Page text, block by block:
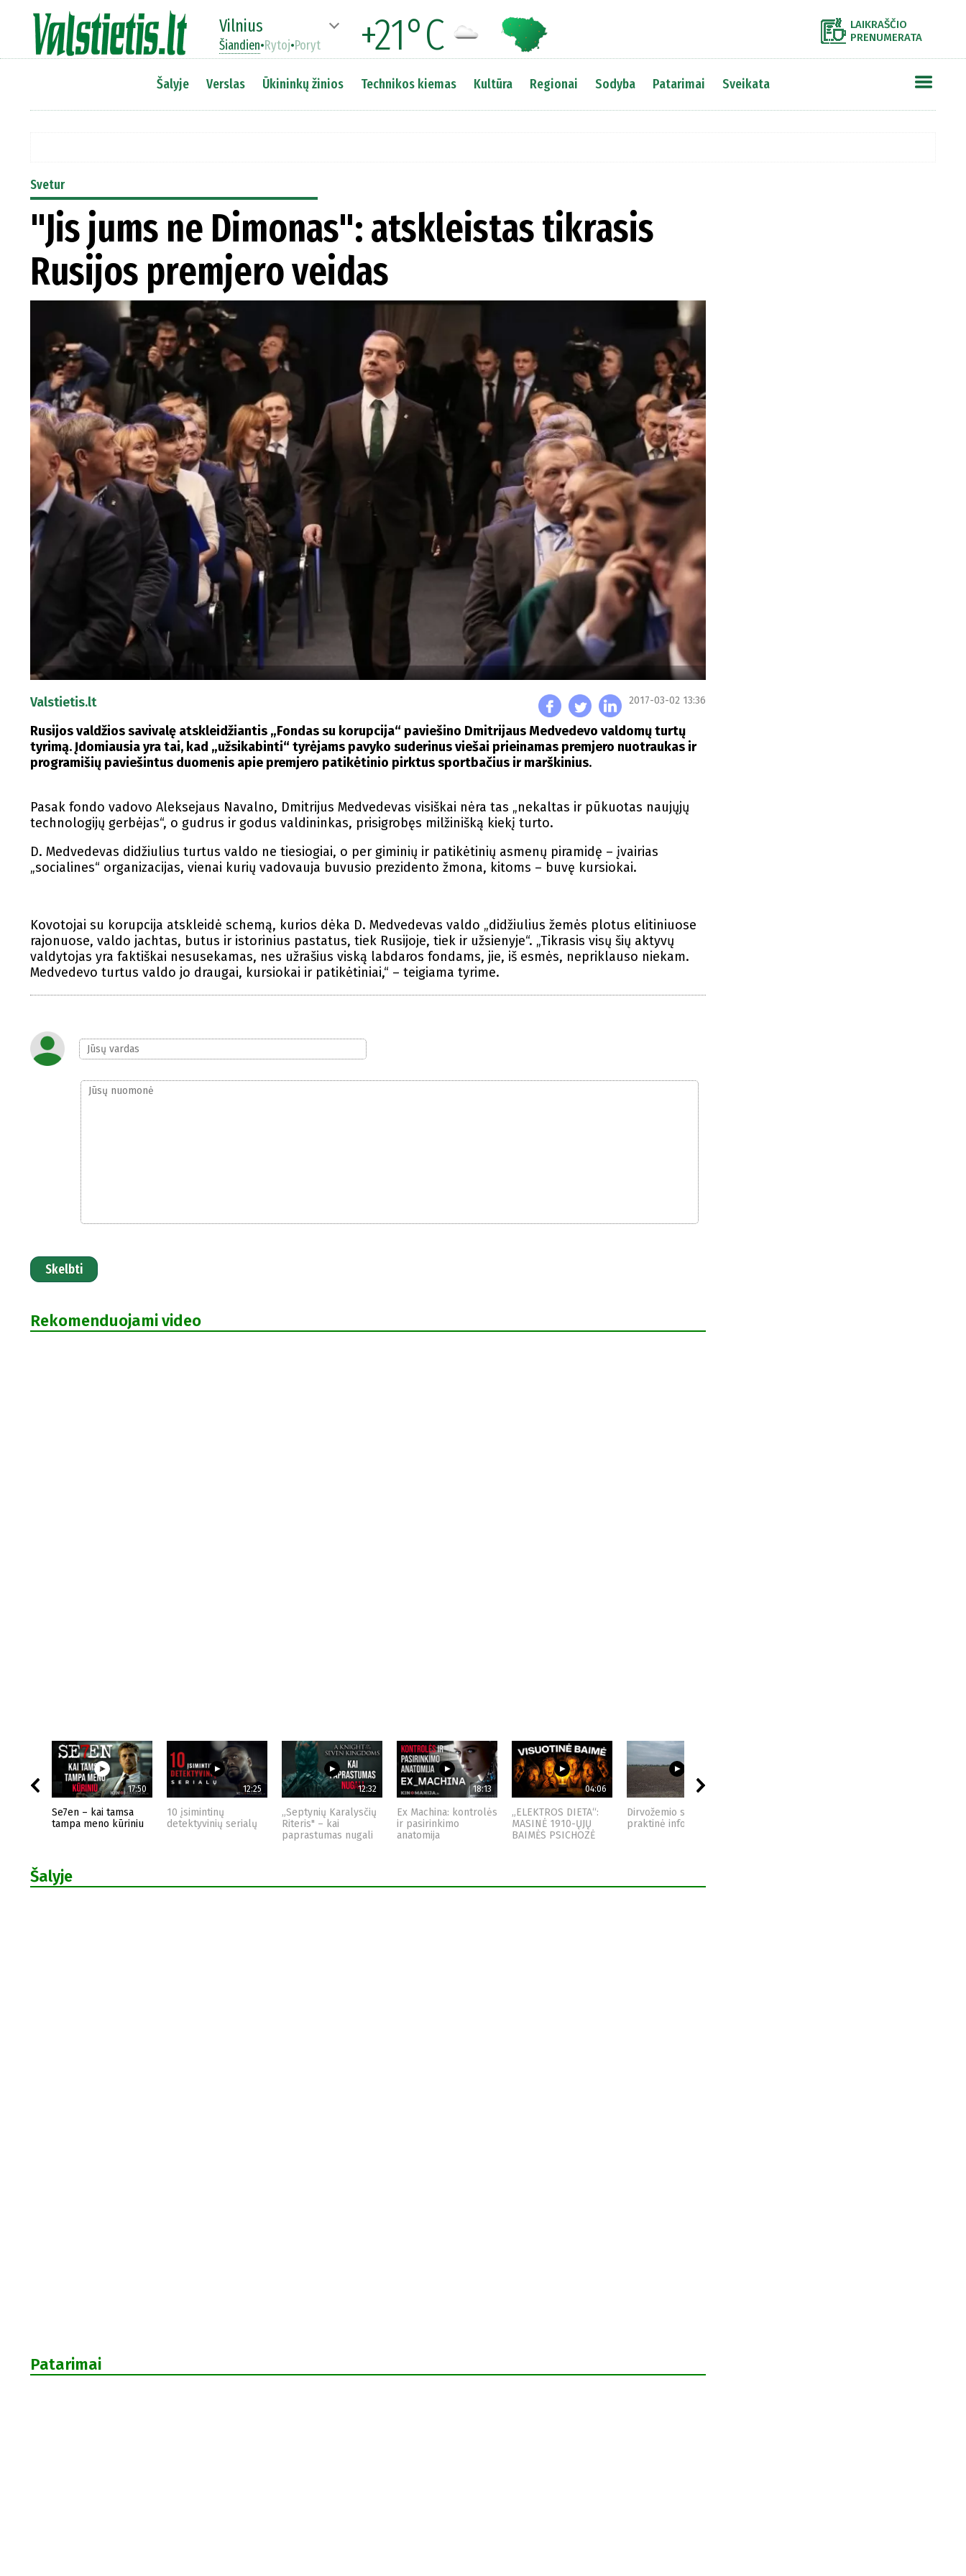
Vilnius +21°C
Šiandien•Rytoj•Poryt
LAIKRAŠČIO
PRENUMERATA
Šalyje Verslas Ūkininkų žinios Technikos kiemas Kultūra Regionai Sodyba Patarimai Sveikata
Svetur
"Jis jums ne Dimonas": atskleistas tikrasis
Rusijos premjero veidas
Valstietis.lt 2017-03-02 13:36
Rusijos valdžios savivalę atskleidžiantis „Fondas su korupcija“ paviešino Dmitrijaus Medvedevo valdomų turtų
tyrimą. Įdomiausia yra tai, kad „užsikabinti“ tyrėjams pavyko suderinus viešai prieinamas premjero nuotraukas ir
programišių paviešintus duomenis apie premjero patikėtinio pirktus sportbačius ir marškinius.
Pasak fondo vadovo Aleksejaus Navalno, Dmitrijus Medvedevas visiškai nėra tas „nekaltas ir pūkuotas naujųjų
technologijų gerbėjas“, o gudrus ir godus valdininkas, prisigrobęs milžinišką kiekį turto.
D. Medvedevas didžiulius turtus valdo ne tiesiogiai, o per giminių ir patikėtinių asmenų piramidę – įvairias
„socialines“ organizacijas, vienai kurių vadovauja buvusio prezidento žmona, kitoms – buvę kursiokai.
Kovotojai su korupcija atskleidė schemą, kurios dėka D. Medvedevas valdo „didžiulius žemės plotus elitiniuose
rajonuose, valdo jachtas, butus ir istorinius pastatus, tiek Rusijoje, tiek ir užsienyje“. „Tikrasis visų šių aktyvų
valdytojas yra faktiškai nesusekamas, nes užrašius viską labdaros fondams, jie, iš esmės, nepriklauso niekam.
Medvedevo turtus valdo jo draugai, kursiokai ir patikėtiniai,“ – teigiama tyrime.
Skelbti
Rekomenduojami video
17:50
Se7en – kai tamsa
tampa meno kūriniu
12:25
10 įsimintinų
detektyvinių serialų
12:32
„Septynių Karalysčių
Riteris" – kai
paprastumas nugali
18:13
Ex Machina: kontrolės
ir pasirinkimo
anatomija
04:06
„ELEKTROS DIETA“:
MASINĖ 1910-ŲJŲ
BAIMĖS PSICHOZĖ
03:23
Dirvožemio sveikata -
praktinė informacija
Šalyje
Patarimai